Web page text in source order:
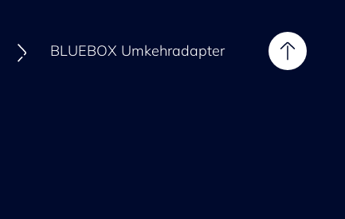
BLUEBOX Umkehradapter